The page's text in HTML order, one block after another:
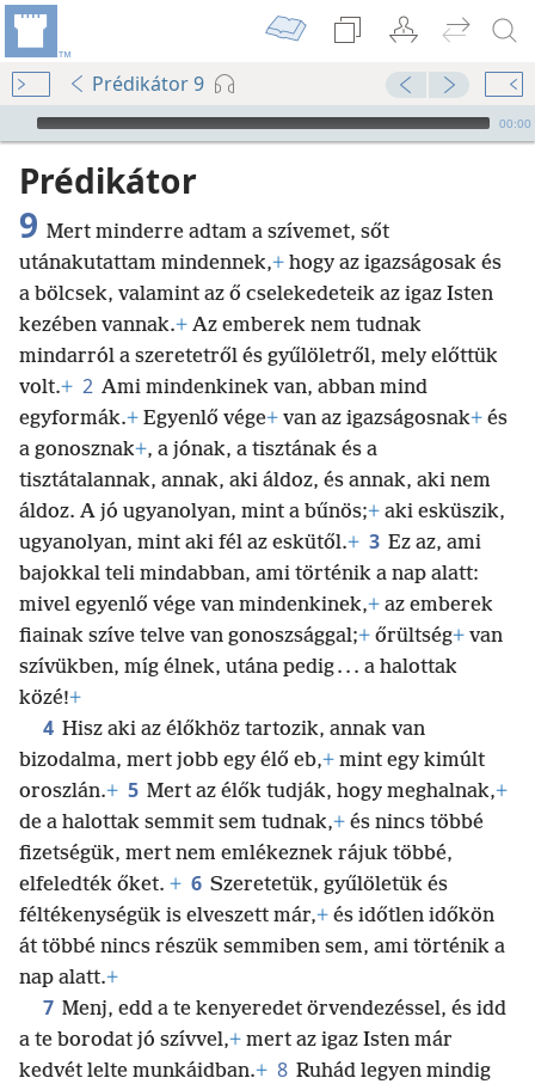
Prédikátor 9
Audio Player
00:00
Prédikátor
9 Mert minderre adtam a szívemet, sőt
utánakutattam mindennek,+ hogy az igazságosak és
a bölcsek, valamint az ő cselekedeteik az igaz Isten
kezében vannak.+ Az emberek nem tudnak
mindarról a szeretetről és gyűlöletről, mely előttük
volt.+ 2 Ami mindenkinek van, abban mind
egyformák.+ Egyenlő vége+ van az igazságosnak+ és
a gonosznak+, a jónak, a tisztának és a
tisztátalannak, annak, aki áldoz, és annak, aki nem
áldoz. A jó ugyanolyan, mint a bűnös;+ aki esküszik,
ugyanolyan, mint aki fél az eskütől.+ 3 Ez az, ami
bajokkal teli mindabban, ami történik a nap alatt:
mivel egyenlő vége van mindenkinek,+ az emberek
fiainak szíve telve van gonoszsággal;+ őrültség+ van
szívükben, míg élnek, utána pedig . . . a halottak
közé!+
4 Hisz aki az élőkhöz tartozik, annak van
bizodalma, mert jobb egy élő eb,+ mint egy kimúlt
oroszlán.+ 5 Mert az élők tudják, hogy meghalnak,+
de a halottak semmit sem tudnak,+ és nincs többé
fizetségük, mert nem emlékeznek rájuk többé,
elfeledték őket. + 6 Szeretetük, gyűlöletük és
féltékenységük is elveszett már,+ és időtlen időkön
át többé nincs részük semmiben sem, ami történik a
nap alatt.+
7 Menj, edd a te kenyeredet örvendezéssel, és idd
a te borodat jó szívvel,+ mert az igaz Isten már
kedvét lelte munkáidban.+ 8 Ruhád legyen mindig